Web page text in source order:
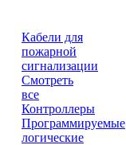
Кабели для
пожарной
сигнализации
Смотреть
все
Контроллеры
Программируемые
логические